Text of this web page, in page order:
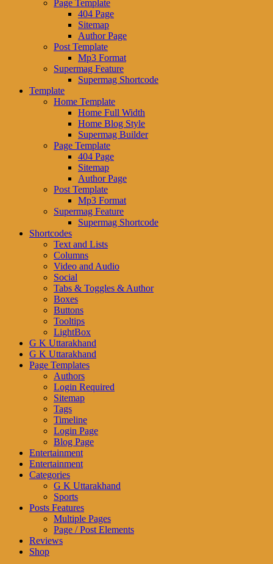
Page Template
404 Page
Sitemap
Author Page
Post Template
Mp3 Format
Supermag Feature
Supermag Shortcode
Template
Home Template
Home Full Width
Home Blog Style
Supermag Builder
Page Template
404 Page
Sitemap
Author Page
Post Template
Mp3 Format
Supermag Feature
Supermag Shortcode
Shortcodes
Text and Lists
Columns
Video and Audio
Social
Tabs & Toggles & Author
Boxes
Buttons
Tooltips
LightBox
G K Uttarakhand
G K Uttarakhand
Page Templates
Authors
Login Required
Sitemap
Tags
Timeline
Login Page
Blog Page
Entertainment
Entertainment
Categories
G K Uttarakhand
Sports
Posts Features
Multiple Pages
Page / Post Elements
Reviews
Shop